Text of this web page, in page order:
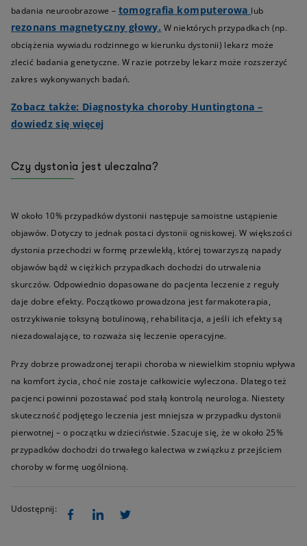
badania neuroobrazowe – tomografia komputerowa lub
rezonans magnetyczny głowy. W niektórych przypadkach (np.
obciążenia wywiadu rodzinnego w kierunku dystonii) lekarz może
zlecić badania genetyczne. W razie potrzeby lekarz może rozszerzyć
zakres wykonywanych badań.
Zobacz także: Diagnostyka choroby Huntingtona –
dowiedz się więcej
Czy dystonia jest uleczalna?
W około 10% przypadków dystonii następuje samoistne ustąpienie
objawów. Dotyczy to jednak postaci dystonii ogniskowej. W większości
dystonia przechodzi w formę przewlekłą, której towarzyszą napady
objawów bądź w ciężkich przypadkach dochodzi do utrwalenia
skurczów. Odpowiednio dopasowane do pacjenta leczenie z reguły
daje dobre efekty. Początkowo prowadzona jest farmakoterapia,
ostrzykiwanie toksyną botulinową, rehabilitacja, a jeśli ich efekty są
niezadowalające, to rozważa się leczenie operacyjne.
Przy dobrze prowadzonej terapii choroba w niewielkim stopniu wpływa
na komfort życia, choć nie zostaje całkowicie wyleczona. Dlatego też
pacjenci powinni pozostawać pod stałą kontrolą neurologa. Niestety
skuteczność podjętego leczenia jest mniejsza w przypadku dystonii
pierwotnej – o początku w dzieciństwie. Szacuje się, że w około 25%
przypadków dochodzi do trwałego kalectwa w związku z przejściem
choroby w formę uogólnioną.
Udostępnij: